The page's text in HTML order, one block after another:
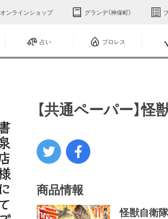
オンラインショップ グランデ（神保町）
占い プロレス
【共通ペーパー】
商品情報
怪獣自衛